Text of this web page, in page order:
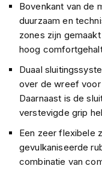
H
e
m
n
m
e
z
o
n
n
e
Bovenkant van de
duurzaam en
zones zijn
hoog
Duaal
over de wreef
Daarnaast is de
verstevigde grip
Een zeer flexibele
gevulkaniseerde
combinatie van